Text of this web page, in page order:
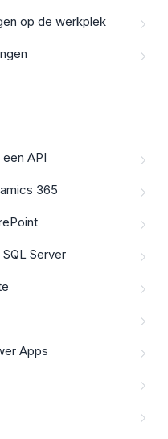
op de werkplek
API
365
Server
Apps